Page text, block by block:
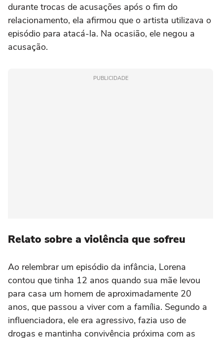
durante trocas de acusações após o fim do
relacionamento, ela afirmou que o artista utilizava o
episódio para atacá-la. Na ocasião, ele negou a
acusação.
PUBLICIDADE
Relato sobre a violência que sofreu
Ao relembrar um episódio da infância, Lorena
contou que tinha 12 anos quando sua mãe levou
para casa um homem de aproximadamente 20
anos, que passou a viver com a família. Segundo a
influenciadora, ele era agressivo, fazia uso de
drogas e mantinha convivência próxima com as